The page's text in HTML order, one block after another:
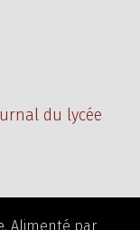
du lycée
. Alimenté par